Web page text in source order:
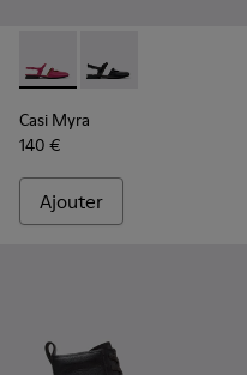
Casi Myra - K201804-
Casi Myra -
Casi Myra
140 €
Ajouter